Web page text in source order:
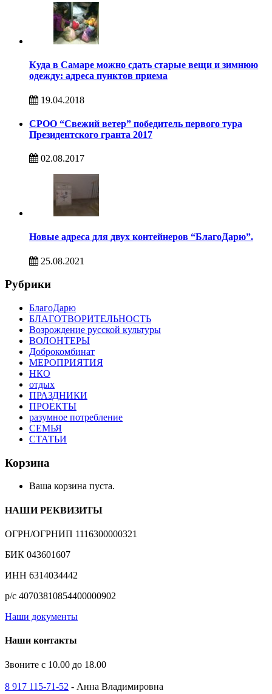
Куда в Самаре можно сдать старые вещи и зимнюю
одежду: адреса пунктов приема
19.04.2018
СРОО “Свежий ветер” победитель первого тура
Президентского гранта 2017
02.08.2017
Новые адреса для двух контейнеров “БлагоДарю”.
25.08.2021
Рубрики
БлагоДарю
БЛАГОТВОРИТЕЛЬНОСТЬ
Возрождение русской культуры
ВОЛОНТЕРЫ
Доброкомбинат
МЕРОПРИЯТИЯ
НКО
отдых
ПРАЗДНИКИ
ПРОЕКТЫ
разумное потребление
СЕМЬЯ
СТАТЬИ
Корзина
Ваша корзина пуста.
НАШИ РЕКВИЗИТЫ
ОГРН/ОГРНИП 1116300000321
БИК 043601607
ИНН 6314034442
р/с 40703810854400000902
Наши документы
Наши контакты
Звоните с 10.00 до 18.00
8 917 115-71-52 - Анна Владимировна